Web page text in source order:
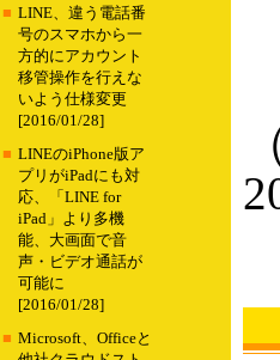
■ LINE、違う電話番
号のスマホから一
方的にアカウント
移管操作を行えな
いよう仕様変更
[2016/01/28]
■ LINEのiPhone版ア
プリがiPadにも対
応、「LINE for
iPad」より多機
能、大画面で音
声・ビデオ通話が
可能に
[2016/01/28]
■ Microsoft、Officeと